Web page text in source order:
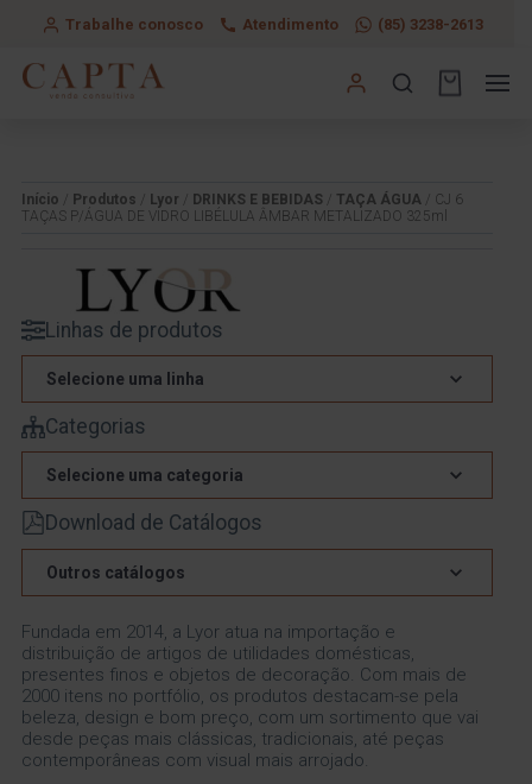
Trabalhe conosco Atendimento (85) 3238-2613
Início Produtos Lyor DRINKS E BEBIDAS TAÇA ÁGUA / CJ 6
TAÇAS P/ÁGUA DE VIDRO LIBÉLULA ÂMBAR METALIZADO 325ml
Linhas de produtos
Selecione uma linha
Categorias
Selecione uma categoria
Download de Catálogos
Outros catálogos
Fundada em 2014, a Lyor atua na importação e
distribuição de artigos de utilidades domésticas,
presentes finos e objetos de decoração. Com mais de
2000 itens no portfólio, os produtos destacam-se pela
beleza, design e bom preço, com um sortimento que vai
desde peças mais clássicas, tradicionais, até peças
contemporâneas com visual mais arrojado.